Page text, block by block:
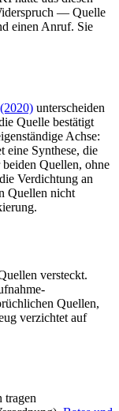
— Quelle
einen Anruf. Sie
unterscheiden
Quelle bestätigt
Achse:
eine Synthese, die
Quellen, ohne
Verdichtung an
Quellen nicht
versteckt.
Quellen,
verzichtet auf
tragen